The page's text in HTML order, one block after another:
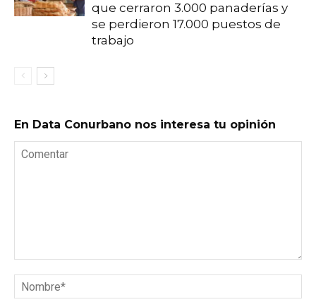
que cerraron 3.000 panaderías y
se perdieron 17.000 puestos de
trabajo
En Data Conurbano nos interesa tu opinión